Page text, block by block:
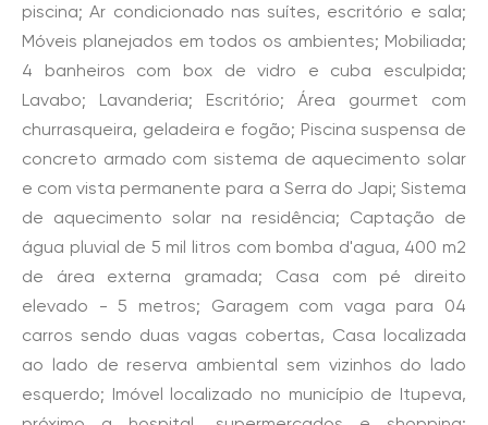
piscina; Ar condicionado nas suítes, escritório e sala;
Móveis planejados em todos os ambientes; Mobiliada;
4 banheiros com box de vidro e cuba esculpida;
Lavabo; Lavanderia; Escritório; Área gourmet com
churrasqueira, geladeira e fogão; Piscina suspensa de
concreto armado com sistema de aquecimento solar
e com vista permanente para a Serra do Japi; Sistema
de aquecimento solar na residência; Captação de
água pluvial de 5 mil litros com bomba d'agua, 400 m2
de área externa gramada; Casa com pé direito
elevado - 5 metros; Garagem com vaga para 04
carros sendo duas vagas cobertas, Casa localizada
ao lado de reserva ambiental sem vizinhos do lado
esquerdo; Imóvel localizado no município de Itupeva,